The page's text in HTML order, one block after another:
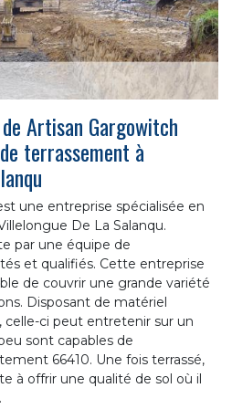
Artisan Gargowitch
terrassement à
une entreprise spécialisée en
De La Salanqu.
par une équipe de
et qualifiés. Cette entreprise
de couvrir une grande variété
Disposant de matériel
ci peut entretenir sur un
sont capables de
66410. Une fois terrassé,
à offrir une qualité de sol où il